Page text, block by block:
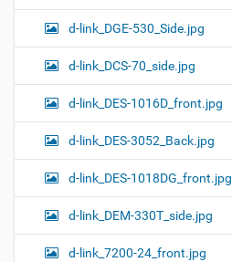
d-link_DGE-530_Side.jpg
d-link_DCS-70_side.jpg
d-link_DES-1016D_front.jpg
d-link_DES-3052_Back.jpg
d-link_DES-1018DG_front.jpg
d-link_DEM-330T_side.jpg
d-link_7200-24_front.jpg